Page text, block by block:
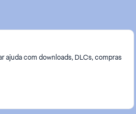
ajuda com downloads, DLCs, compras